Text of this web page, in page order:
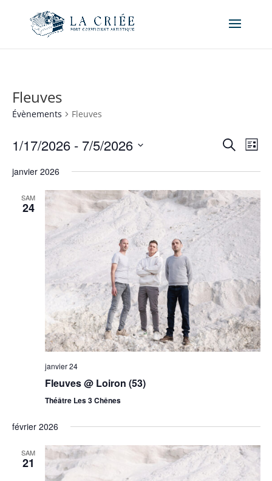
Fleuves
Évènements Fleuves
de
vues
Recherche
de
Liste
1/17/2026 - 7/5/2026
une
janvier 2026
SAM
24
janvier 24
Fleuves @ Loiron (53)
Théâtre Les 3 Chênes
février 2026
SAM
21